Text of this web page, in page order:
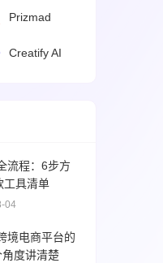
Prizmad
Creatify AI
流程：6步方
工具清单
04
境电商平台的
度讲清楚